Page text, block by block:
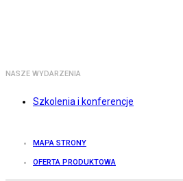
NASZE WYDARZENIA
Szkolenia i konferencje
MAPA STRONY
OFERTA PRODUKTOWA